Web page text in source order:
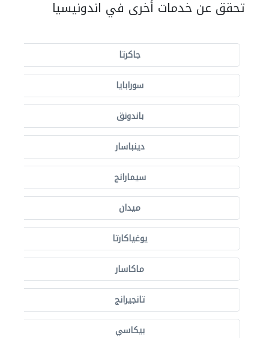
تحقق عن خدمات أخرى في اندونيسيا
جاكرتا
سورابايا
باندونق
دينباسار
سيمارانج
ميدان
يوغياكارتا
ماكاسار
تانجيرانج
بيكاسي